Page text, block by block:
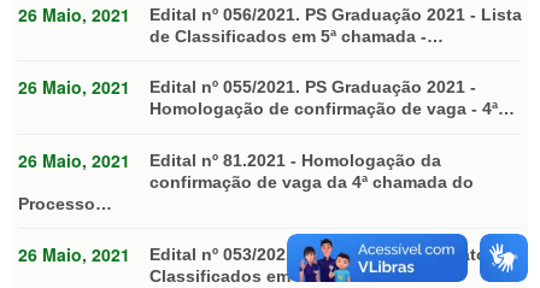
26 Maio, 2021
Edital nº 056/2021. PS Graduação 2021 - Lista
de Classificados em 5ª chamada -…
26 Maio, 2021
Edital nº 055/2021. PS Graduação 2021 -
Homologação de confirmação de vaga - 4ª…
26 Maio, 2021
Edital nº 81.2021 - Homologação da
confirmação de vaga da 4ª chamada do
Processo…
26 Maio, 2021
Edital nº 053/2021. Relação de Candidatos
Classificados em 1ª chamada - PS…